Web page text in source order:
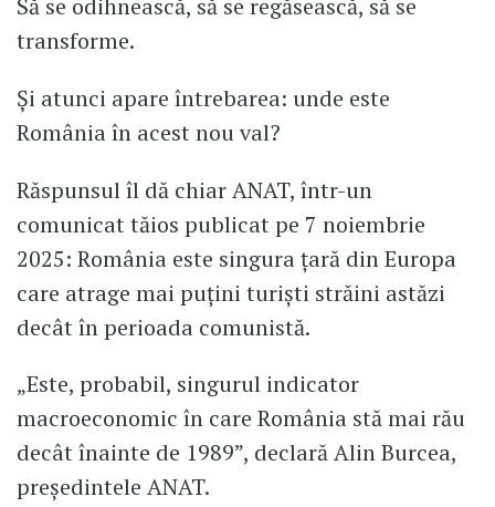
Să se odihnească, să se regăsească, să se
transforme.
Și atunci apare întrebarea: unde este
România în acest nou val?
Răspunsul îl dă chiar ANAT, într-un
comunicat tăios publicat pe 7 noiembrie
2025: România este singura țară din Europa
care atrage mai puțini turiști străini astăzi
decât în perioada comunistă.
„Este, probabil, singurul indicator
macroeconomic în care România stă mai rău
decât înainte de 1989”, declară Alin Burcea,
președintele ANAT.